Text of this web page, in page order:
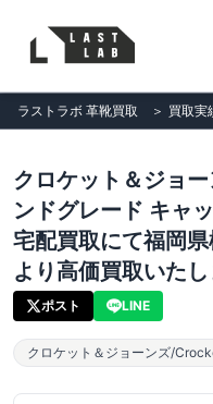
ラストラボ 革靴買取 ＞ 買取実
クロケット＆ジョ
ンドグレード キャ
宅配買取にて福岡
より高価買取いたし
ポスト LINE
クロケット＆ジョーンズ/